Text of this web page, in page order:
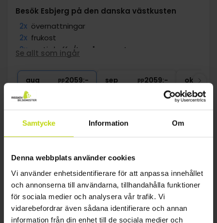
Samtycke Information Om
Denna webbplats använder cookies
Vi använder enhetsidentifierare för att anpassa innehållet
och annonserna till användarna, tillhandahålla funktioner
för sociala medier och analysera vår trafik. Vi
vidarebefordrar även sådana identifierare och annan
information från din enhet till de sociala medier och
Besök Esbjerg på den danska västkusten
2x övernattningar
2x frukost
2x gratis kaffe/te på rummet
Centralt läge
2x Gratis Wi-Fi
Se allt som ingår
aug pp2059:- sep pp2059:- okt
Se mer